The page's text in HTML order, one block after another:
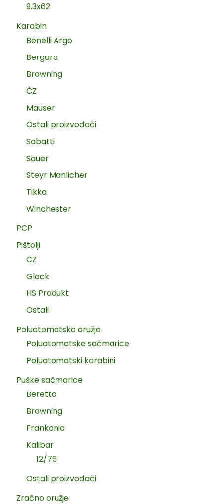
9.3x62
Karabin
Benelli Argo
Bergara
Browning
ČZ
Mauser
Ostali proizvođači
Sabatti
Sauer
Steyr Manlicher
Tikka
Winchester
PCP
Pištolji
CZ
Glock
HS Produkt
Ostali
Poluatomatsko oružje
Poluatomatske sačmarice
Poluatomatski karabini
Puške sačmarice
Beretta
Browning
Frankonia
Kalibar
12/76
Ostali proizvođači
Zračno oružje